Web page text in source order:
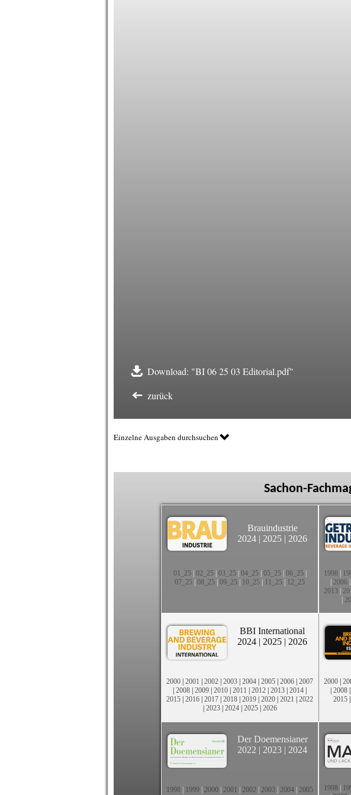
Download: "BI 06 25 03 Editorial.pdf"
zurück
Einzelne Ausgaben durchsuchen
Sachon-
Brauindustrie
2024 | 2025 | 2026
01_25| 02_25| 03_25| 04_25| 05_25| 06_25|
07_25 08_25 09_25 10_25 11_25 12_25
1998
2006
2013
BBI International
2024 | 2025 | 2026
2000 | 2001 | 2002 | 2003 | 2004 | 2005 | 2006 | 2007
| 2008 | 2009 | 2010 | 2011 | 2012 | 2013 | 2014 |
2015 | 2016 | 2017 | 2018 | 2019 | 2020 | 2021 | 2022
| 2023| 2024| 2025| 2026
2000 |
| 2008 |
2015 |
Der Doemensianer
2022 | 2023 | 2024
1998 1999 2000 2001 2002 2003 2004 2005
1998